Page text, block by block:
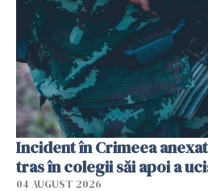
Incident în Crimeea
tras în colegii săi apoi a
04 AUGUST 2026